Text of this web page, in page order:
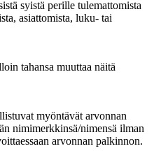
syistä perille tulemattomista
asiattomista, luku- tai
tahansa muuttaa näitä
myöntävät arvonnan
nimimerkkinsä/nimensä ilman
arvonnan palkinnon.